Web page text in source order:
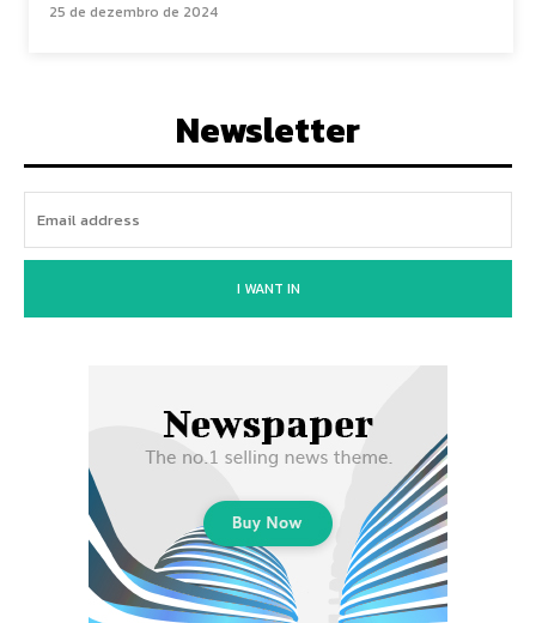
25 de dezembro de 2024
Newsletter
I WANT IN